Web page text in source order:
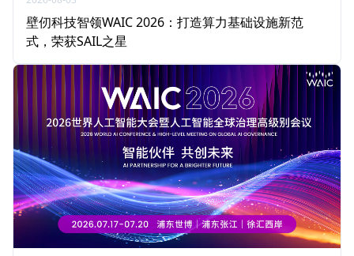
壁仞科技智领WAIC 2026：打造算力基础设施新范
式，荣获SAIL之星